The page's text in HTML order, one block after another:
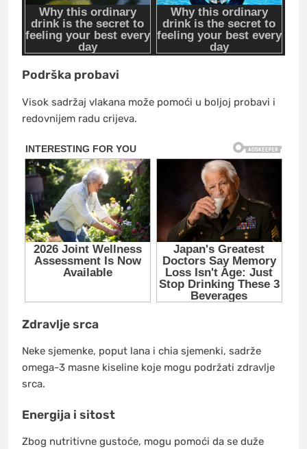
Podrška probavi
Visok sadržaj vlakana može pomoći u boljoj probavi i
redovnijem radu crijeva.
Zdravlje srca
Neke sjemenke, poput lana i chia sjemenki, sadrže
omega-3 masne kiseline koje mogu podržati zdravlje
srca.
Energija i sitost
Zbog nutritivne gustoće, mogu pomoći da se duže